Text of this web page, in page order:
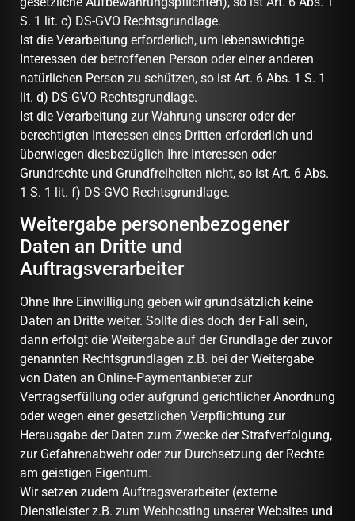
S. 1 lit. c) DS-GVO Rechtsgrundlage.
Ist die Verarbeitung erforderlich, um lebenswichtige
Interessen der betroffenen Person oder einer anderen
natürlichen Person zu schützen, so ist Art. 6 Abs. 1 S. 1
lit. d) DS-GVO Rechtsgrundlage.
Ist die Verarbeitung zur Wahrung unserer oder der
berechtigten Interessen eines Dritten erforderlich und
überwiegen diesbezüglich Ihre Interessen oder
Grundrechte und Grundfreiheiten nicht, so ist Art. 6 Abs.
1 S. 1 lit. f) DS-GVO Rechtsgrundlage.
Weitergabe personenbezogener
Daten an Dritte und
Auftragsverarbeiter
Ohne Ihre Einwilligung geben wir grundsätzlich keine
Daten an Dritte weiter. Sollte dies doch der Fall sein,
dann erfolgt die Weitergabe auf der Grundlage der zuvor
genannten Rechtsgrundlagen z.B. bei der Weitergabe
von Daten an Online-Paymentanbieter zur
Vertragserfüllung oder aufgrund gerichtlicher Anordnung
oder wegen einer gesetzlichen Verpflichtung zur
Herausgabe der Daten zum Zwecke der Strafverfolgung,
zur Gefahrenabwehr oder zur Durchsetzung der Rechte
am geistigen Eigentum.
Wir setzen zudem Auftragsverarbeiter (externe
Dienstleister z.B. zum Webhosting unserer Websites und